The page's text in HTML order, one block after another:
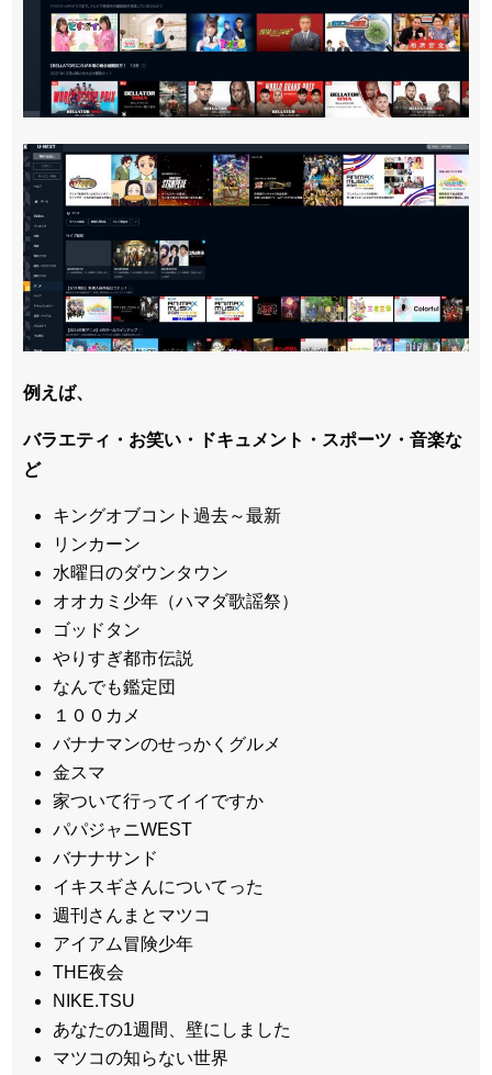
例えば、
バラエティ・お笑い・ドキュメント・スポーツ・音楽な
ど
キングオブコント過去～最新
リンカーン
水曜日のダウンタウン
オオカミ少年（ハマダ歌謡祭）
ゴッドタン
やりすぎ都市伝説
なんでも鑑定団
１００カメ
バナナマンのせっかくグルメ
金スマ
家ついて行ってイイですか
パパジャニWEST
バナナサンド
イキスギさんについてった
週刊さんまとマツコ
アイアム冒険少年
THE夜会
NIKE.TSU
あなたの1週間、壁にしました
マツコの知らない世界